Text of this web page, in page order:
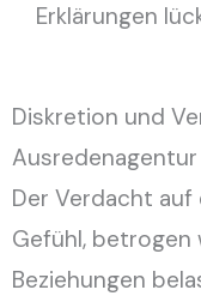
Erklärungen
Diskretion und
Ausredenagentur
Der Verdacht
Gefühl, betrogen
Beziehungen